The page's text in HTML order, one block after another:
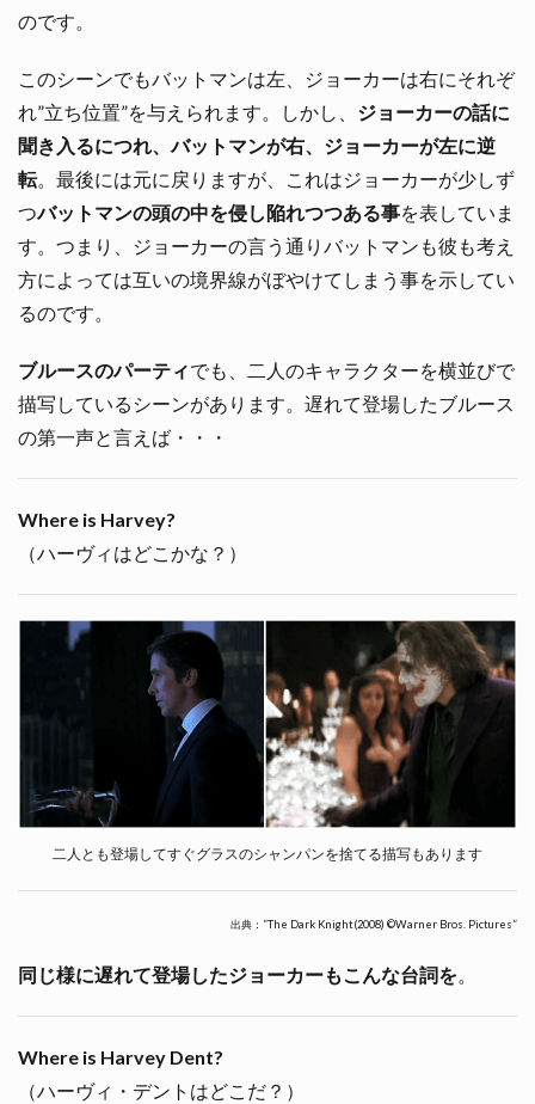
のです。
このシーンでもバットマンは左、ジョーカーは右にそれぞ
れ”立ち位置”を与えられます。しかし、 ジョーカーの話に
聞き入るにつれ、バットマンが右、ジョーカーが左に逆
転。最後には元に戻りますが、これはジョーカーが少しず
つバットマンの頭の中を侵し陥れつつある事を表していま
す。つまり、ジョーカーの言う通りバットマンも彼も考え
方によっては互いの境界線がぼやけてしまう事を示してい
るのです。
ブルースのパーティでも、二人のキャラクターを横並びで
描写しているシーンがあります。遅れて登場したブルース
の第一声と言えば・・・
Where is Harvey?
（ハーヴィはどこかな？）
二人とも登場してすぐグラスのシャンパンを捨てる描写もあります
出典：”The Dark Knight(2008) ©Warner Bros. Pictures”
同じ様に遅れて登場したジョーカーもこんな台詞を
Where is Harvey Dent?
（ハーヴィ・デントはどこだ？）